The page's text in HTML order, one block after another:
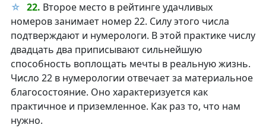
22. Второе место в рейтинге удачливых
номеров занимает номер 22. Силу этого числа
подтверждают и нумерологи. В этой практике числу
двадцать два приписывают сильнейшую
способность воплощать мечты в реальную жизнь.
Число 22 в нумерологии отвечает за материальное
благосостояние. Оно характеризуется как
практичное и приземленное. Как раз то, что нам
нужно.